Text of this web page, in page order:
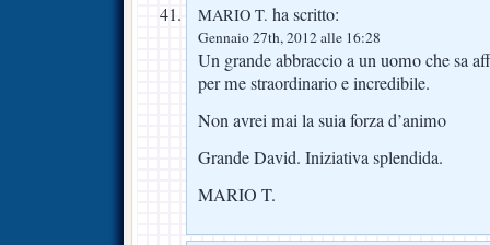
MARIO T. ha scritto:
Gennaio 27th, 2012 alle 16:28
Un grande abbraccio a un uomo che sa
per me straordinario e incredibile.
Non avrei mai la suia forza d’animo
Grande David. Iniziativa splendida.
MARIO T.